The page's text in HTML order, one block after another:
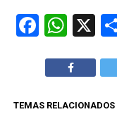
X
TEMAS RELACIONADOS